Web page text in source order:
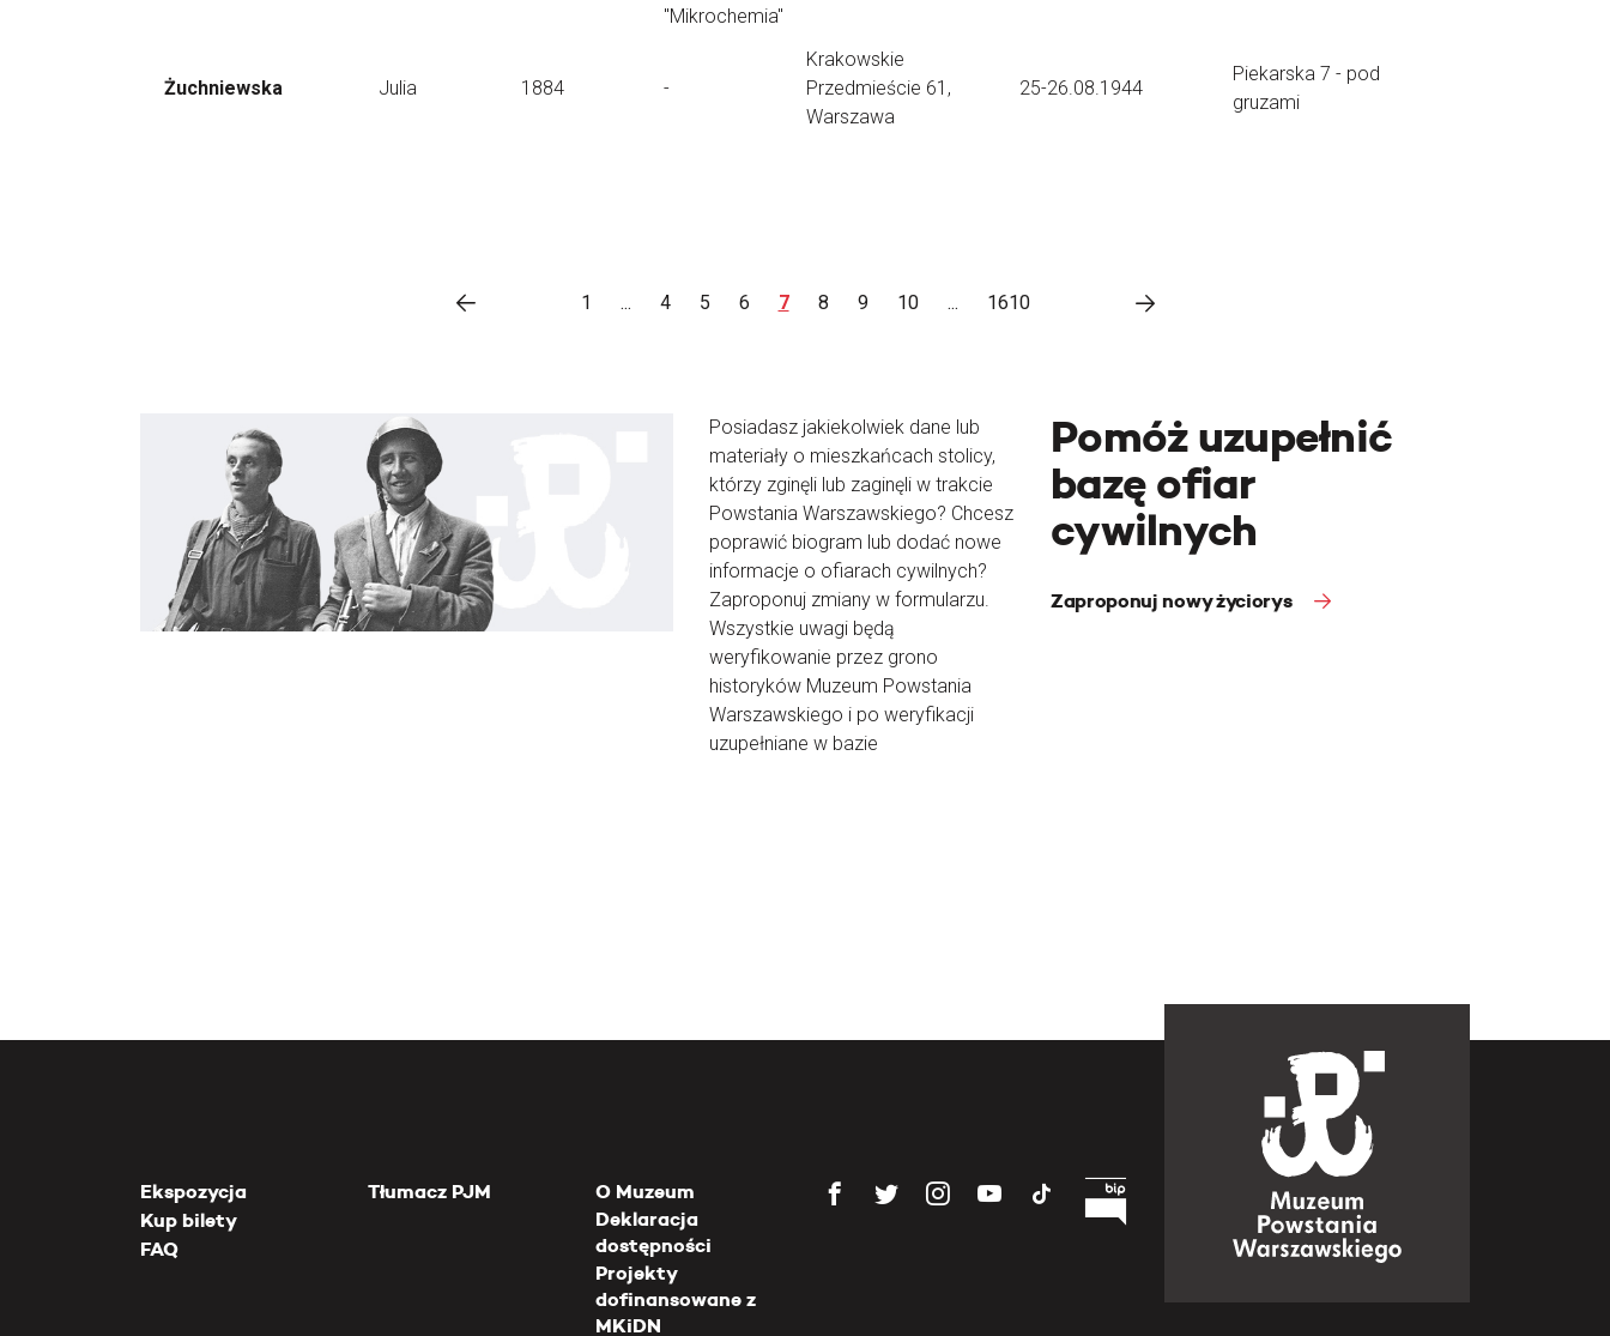
"Mikrochemia"
Żuchniewska Julia 1884 -
Krakowskie
Przedmieście 61,
Warszawa
25-26.08.1944
Piekarska 7 - pod
gruzami
1 ... 4 5 6 7 8 9 10 ... 1610
Posiadasz jakiekolwiek dane lub
materiały o mieszkańcach stolicy,
którzy zginęli lub zaginęli w trakcie
Powstania Warszawskiego? Chcesz
poprawić biogram lub dodać nowe
informacje o ofiarach cywilnych?
Zaproponuj zmiany w formularzu.
Wszystkie uwagi będą
weryfikowanie przez grono
historyków Muzeum Powstania
Warszawskiego i po weryfikacji
uzupełniane w bazie
Pomóż uzupełnić
bazę ofiar
cywilnych
Zaproponuj nowy życiorys
Ekspozycja
Kup bilety
FAQ
Tłumacz PJM
O Muzeum
Deklaracja
dostępności
Projekty
dofinansowane z
MKiDN